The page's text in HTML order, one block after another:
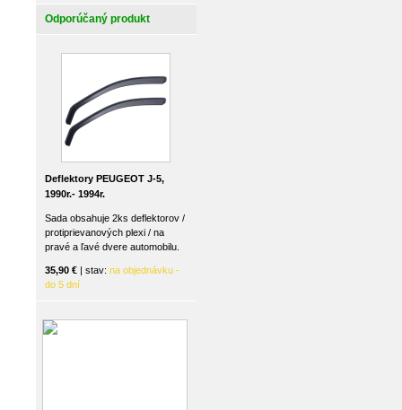
Odporúčaný produkt
Deflektory PEUGEOT J-5,
1990r.- 1994r.
Sada obsahuje 2ks deflektorov /
protiprievanových plexi / na
pravé a ľavé dvere automobilu.
35,90 € | stav: na objednávku -
do 5 dní